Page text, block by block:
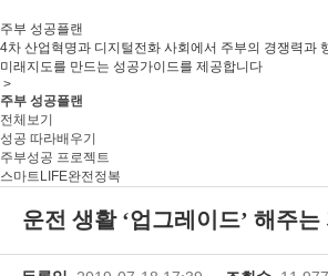
주부 성공플랜
4차 산업혁명과 디지털전화 사회에서 주부의 경쟁력과
미래지도를 만드는 성공가이드를 제공합니다
>
주부 성공플랜
전체보기
성공 따라배우기
주부성공 프로젝트
스마트LIFE완전정복
운전 생활 ‘업그레이드’ 해주